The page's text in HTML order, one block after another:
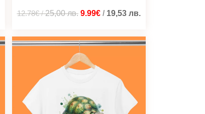
12.78€/25,00лв. 9.99€/ 19,53 лв.